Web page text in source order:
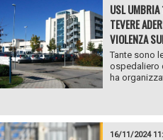
USL UMBRIA
TEVERE
VIOLENZA
Tante sono
ospedaliero
ha
16/11/2024